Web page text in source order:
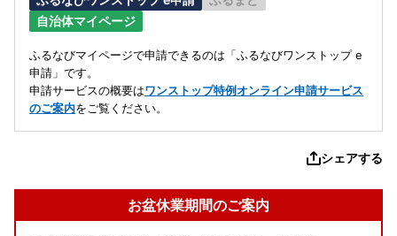
自治体マイページ
ふるなびマイページで申請できるのは「ふるなびワンストップ e
申請」です。
申請サービスの概要はワンストップ特例オンライン申請サービス
のご案内をご覧ください。
シェアする
お盆休業期間のご案内